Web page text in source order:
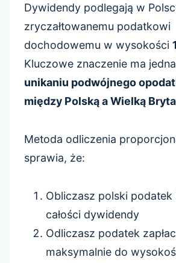
Dywidendy podlegają w
zryczałtowanemu podatkowi
dochodowemu w wysokości
Kluczowe znaczenie ma
unikaniu podwójnego
między Polską a Wielką
Metoda odliczenia
sprawia, że:
Obliczasz polski podatek
całości dywidendy
Odliczasz podatek
maksymalnie do